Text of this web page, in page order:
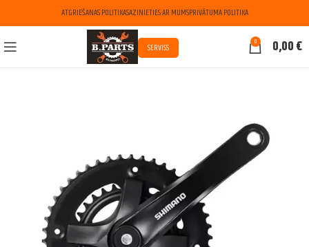
ATGRIEŠANAS POLITIKASAZINIETIES AR MUMSPRIVĀTUMA POLITIKA
SERVISS 0 0,00€